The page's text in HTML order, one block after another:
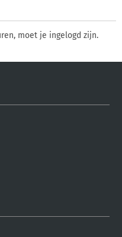
moet je ingelogd zijn.